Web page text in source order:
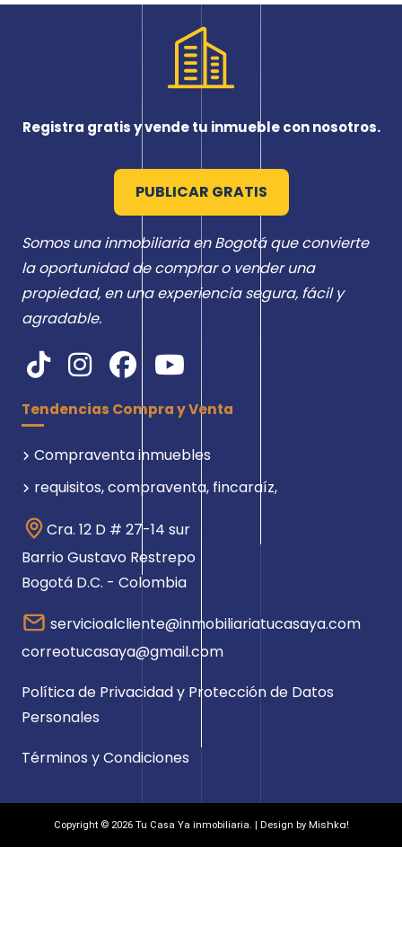
Somos una inmobiliaria en Bogotá que convierte
la oportunidad de comprar o vender una
propiedad, en una experiencia segura, fácil y
agradable.
Tendencias Compra y Venta
Compraventa inmuebles
requisitos, compraventa, fincaraíz,
Cra. 12 D # 27-14 sur
Barrio Gustavo Restrepo
Bogotá D.C. - Colombia
servicioalcliente@inmobiliariatucasaya.com
correotucasaya@gmail.com
Política de Privacidad y Protección de Datos
Personales
Términos y Condiciones
Registra gratis y vende tu inmueble con nosotros.
PUBLICAR GRATIS
Copyright © 2026 Tu Casa Ya inmobiliaria. | Design by Mishka!